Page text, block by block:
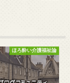
ほろ酔い介護福祉論